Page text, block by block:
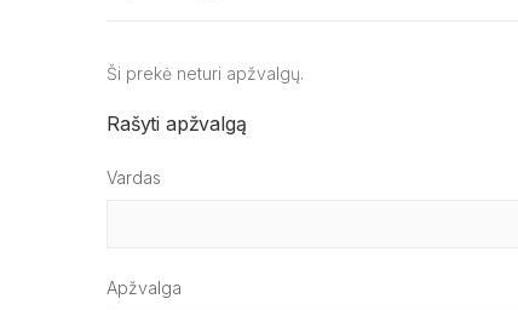
Ši prekė neturi apžvalgų.
Rašyti apžvalgą
Vardas
Apžvalga